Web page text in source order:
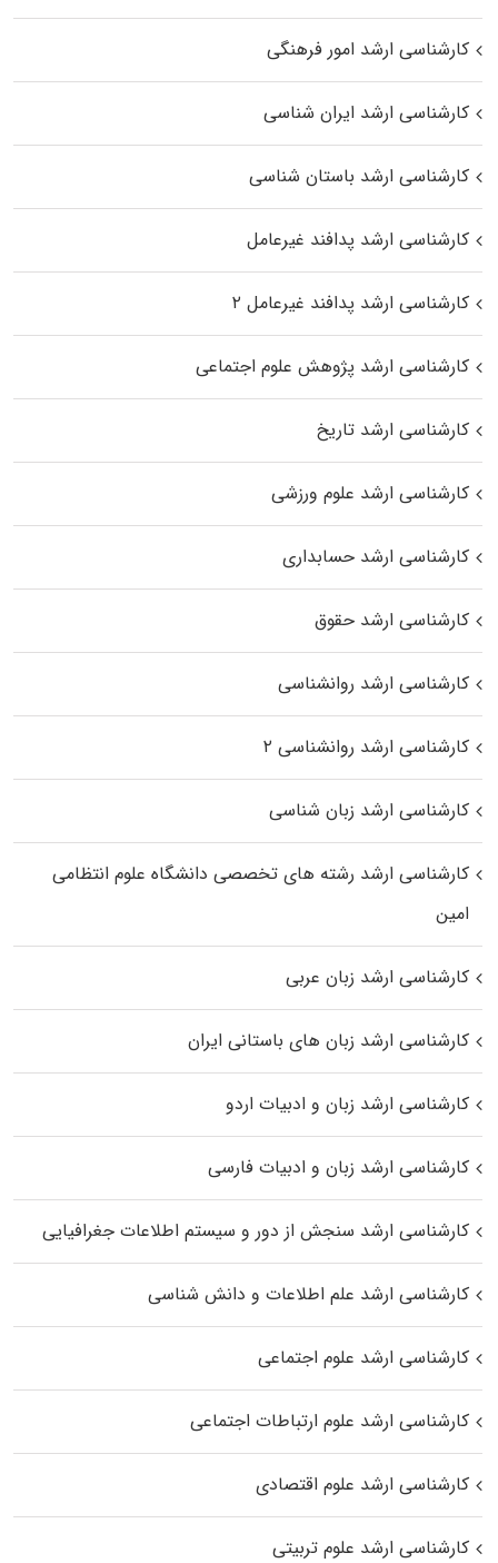
کارشناسی ارشد امور فرهنگی
کارشناسی ارشد ایران شناسی
کارشناسی ارشد باستان شناسی
کارشناسی ارشد پدافند غیرعامل
کارشناسی ارشد پدافند غیرعامل ۲
کارشناسی ارشد پژوهش علوم اجتماعی
کارشناسی ارشد تاریخ
کارشناسی ارشد علوم ورزشی
کارشناسی ارشد حسابداری
کارشناسی ارشد حقوق
کارشناسی ارشد روانشناسی
کارشناسی ارشد روانشناسی ۲
کارشناسی ارشد زبان شناسی
کارشناسی ارشد رﺷﺘﻪ ﻫﺎی تخصصی داﻧﺸﮕﺎه ﻋﻠﻮم انتظامی
اﻣﻴﻦ
کارشناسی ارشد زبان عربی
کارشناسی ارشد زبان‌ های باستانی ایران
کارشناسی ارشد زبان و ادبیات اردو
کارشناسی ارشد زبان و ادبیات فارسی
کارشناسی ارشد سنجش از دور و سیستم اطلاعات جغرافیایی
کارشناسی ارشد علم اطلاعات و دانش شناسی
کارشناسی ارشد علوم اجتماعی
کارشناسی ارشد علوم ارتباطات اجتماعی
کارشناسی ارشد علوم اقتصادی
کارشناسی ارشد علوم تربیتی